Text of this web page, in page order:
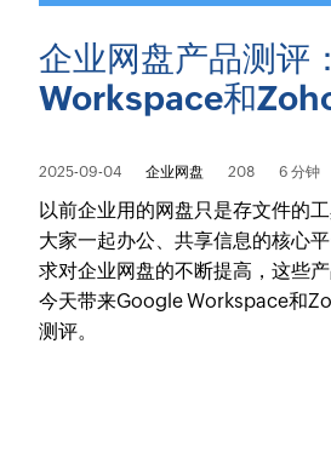
企业网盘产品测评
Workspace和
2025-09-04 企业网盘 208 6 分钟
以前企业用的网盘只是存文件的
大家一起办公、共享信息的核心
求对企业网盘的不断提高，这些
今天带来Google Workspace和
测评。